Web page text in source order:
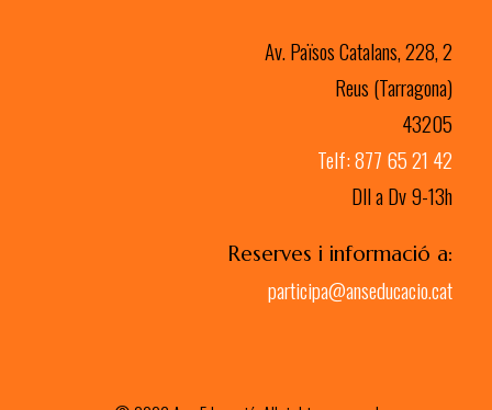
Av. Països Catalans, 228, 2
Reus (Tarragona)
43205
Telf: 877 65 21 42
Dll a Dv 9-13h
Reserves i informació a:
participa@anseducacio.cat